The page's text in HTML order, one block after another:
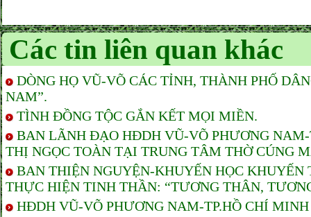
Các tin liên quan khác
DÒNG HỌ VŨ-VÕ CÁC TỈNH, THÀNH PHỐ
NAM”.
TÌNH ĐỒNG TỘC GẮN KẾT MỌI MIỀN.
BAN LÃNH ĐẠO HĐDH VŨ-VÕ PHƯƠNG
THỊ NGỌC TOÀN TẠI TRUNG TÂM THỜ CÚNG
BAN THIỆN NGUYỆN-KHUYẾN HỌC
THỰC HIỆN TINH THẦN: “TƯƠNG THÂN,
HĐDH VŨ-VÕ PHƯƠNG NAM-TP.HỒ CHÍ